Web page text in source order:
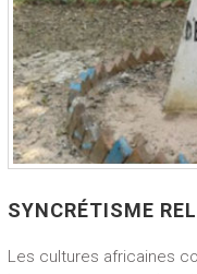
SYNCRÉTISME
Les cultures africaines